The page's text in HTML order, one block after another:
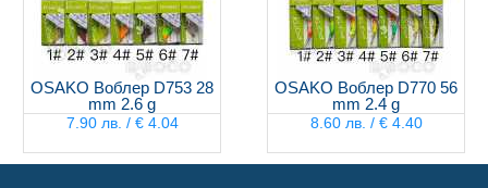
OSAKO Воблер D753 28
mm 2.6 g
7.90 лв. / € 4.04
OSAKO Воблер D770 56
mm 2.4 g
8.60 лв. / € 4.40